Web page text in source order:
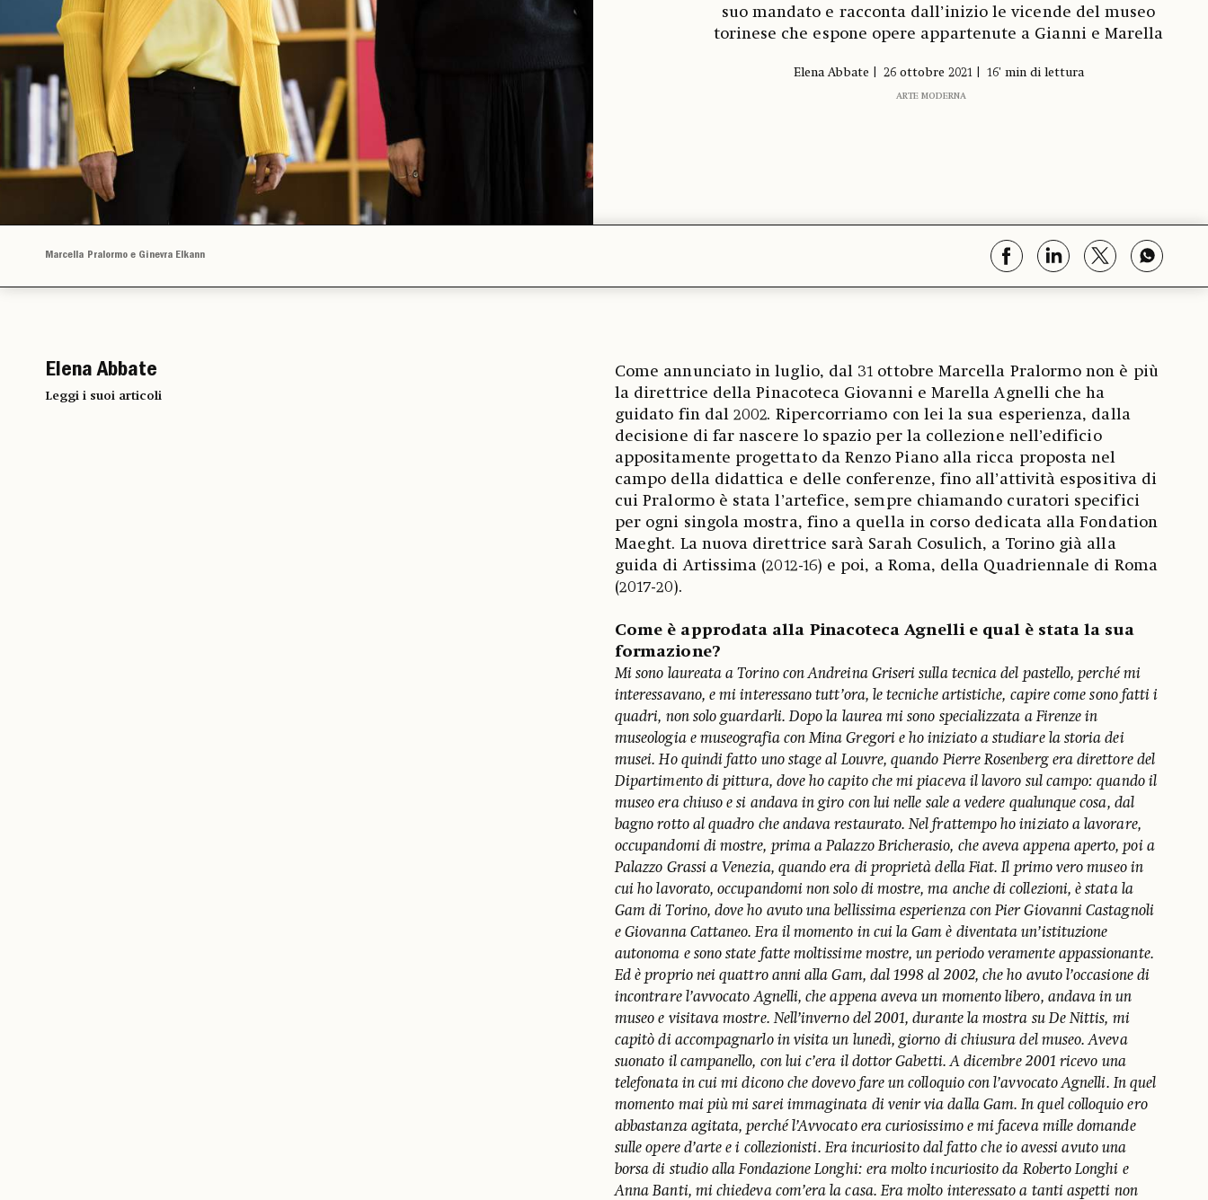
suo mandato e racconta dall’inizio le vicende del museo
torinese che espone opere appartenute a Gianni e Marella
Elena Abbate 26 ottobre 2021 16' min di lettura
ARTE MODERNA
Marcella Pralormo e Ginevra Elkann
Elena Abbate
Leggi i suoi articoli
Come annunciato in luglio, dal 31 ottobre Marcella Pralormo non è più
la direttrice della Pinacoteca Giovanni e Marella Agnelli che ha
guidato fin dal 2002. Ripercorriamo con lei la sua esperienza, dalla
decisione di far nascere lo spazio per la collezione nell’edificio
appositamente progettato da Renzo Piano alla ricca proposta nel
campo della didattica e delle conferenze, fino all’attività espositiva di
cui Pralormo è stata l’artefice, sempre chiamando curatori specifici
per ogni singola mostra, fino a quella in corso dedicata alla Fondation
Maeght. La nuova direttrice sarà Sarah Cosulich, a Torino già alla
guida di Artissima (2012-16) e poi, a Roma, della Quadriennale di Roma
(2017-20).
Come è approdata alla Pinacoteca Agnelli e qual è stata la sua
formazione?
Mi sono laureata a Torino con Andreina Griseri sulla tecnica del pastello, perché mi
interessavano, e mi interessano tutt’ora, le tecniche artistiche, capire come sono fatti i
quadri, non solo guardarli. Dopo la laurea mi sono specializzata a Firenze in
museologia e museografia con Mina Gregori e ho iniziato a studiare la storia dei
musei. Ho quindi fatto uno stage al Louvre, quando Pierre Rosenberg era direttore del
Dipartimento di pittura, dove ho capito che mi piaceva il lavoro sul campo: quando il
museo era chiuso e si andava in giro con lui nelle sale a vedere qualunque cosa, dal
bagno rotto al quadro che andava restaurato. Nel frattempo ho iniziato a lavorare,
occupandomi di mostre, prima a Palazzo Bricherasio, che aveva appena aperto, poi a
Palazzo Grassi a Venezia, quando era di proprietà della Fiat. Il primo vero museo in
cui ho lavorato, occupandomi non solo di mostre, ma anche di collezioni, è stata la
Gam di Torino, dove ho avuto una bellissima esperienza con Pier Giovanni Castagnoli
e Giovanna Cattaneo. Era il momento in cui la Gam è diventata un’istituzione
autonoma e sono state fatte moltissime mostre, un periodo veramente appassionante.
Ed è proprio nei quattro anni alla Gam, dal 1998 al 2002, che ho avuto l’occasione di
incontrare l’avvocato Agnelli, che appena aveva un momento libero, andava in un
museo e visitava mostre. Nell’inverno del 2001, durante la mostra su De Nittis, mi
capitò di accompagnarlo in visita un lunedì, giorno di chiusura del museo. Aveva
suonato il campanello, con lui c’era il dottor Gabetti. A dicembre 2001 ricevo una
telefonata in cui mi dicono che dovevo fare un colloquio con l’avvocato Agnelli. In quel
momento mai più mi sarei immaginata di venir via dalla Gam. In quel colloquio ero
abbastanza agitata, perché l’Avvocato era curiosissimo e mi faceva mille domande
sulle opere d’arte e i collezionisti. Era incuriosito dal fatto che io avessi avuto una
borsa di studio alla Fondazione Longhi: era molto incuriosito da Roberto Longhi e
Anna Banti, mi chiedeva com’era la casa. Era molto interessato a tanti aspetti non